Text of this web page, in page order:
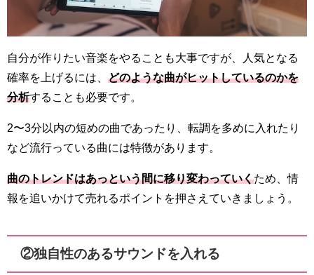
自分が作りたい音楽をやることも大事ですが、人気となる
確率を上げるには、 どのような曲がヒットしているのかを
分析することも必要です。
2〜3分以内の短めの曲であったり、転調を多めに入れたり
など流行っている曲には特徴があります。
曲のトレンドはあっという間に移り変わっていくため、情
報を追いかけて売れるポイントを押さえていきましょう。
②独自性のあるサウンドを入れる